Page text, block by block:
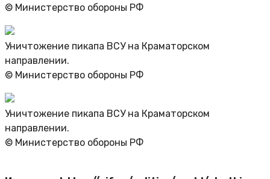
© Министерство обороны РФ
Уничтожение пикапа ВСУ на Краматорском
направлении.
© Министерство обороны РФ
Уничтожение пикапа ВСУ на Краматорском
направлении.
© Министерство обороны РФ